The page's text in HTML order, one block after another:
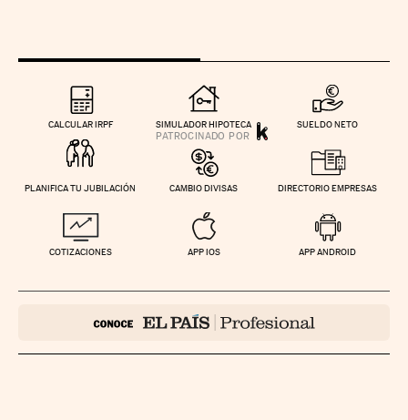
CALCULAR IRPF SIMULADOR HIPOTECA SUELDO NETO
PLANIFICA TU JUBILACIÓN CAMBIO DIVISAS DIRECTORIO EMPRESAS
COTIZACIONES APP IOS APP ANDROID